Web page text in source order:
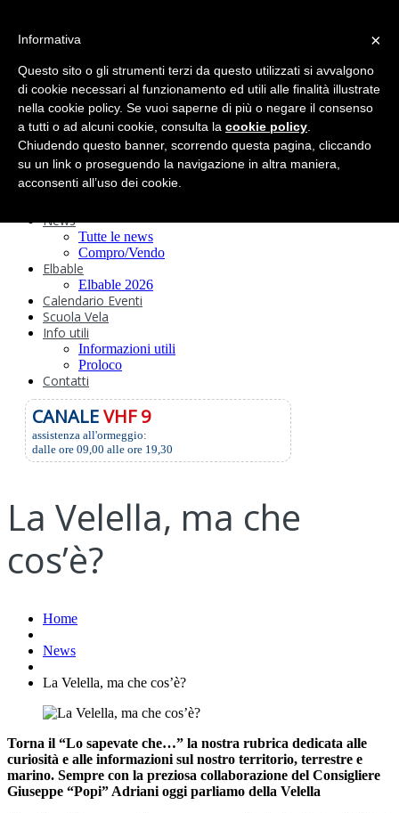
Circolo
Statuto e
Regolamenti
Storia
Ormeggi
Sede e Servizi
Attività
Safeguarding
News
Tutte le news
Compro/Vendo
Elbable
Elbable 2026
Calendario Eventi
Scuola Vela
Info utili
Informazioni utili
Proloco
Contatti
CANALEVHF 9
assistenza all'ormeggio:
dalle ore 09,00 alle ore 19,30
La Velella, ma che
cos’è?
Home
News
La Velella, ma che cos’è?
Torna il “Lo sapevate che…” la nostra rubrica dedicata alle
curiosità e alle informazioni sul nostro territorio, terrestre e
marino. Sempre con la preziosa collaborazione del Consigliere
Giuseppe “Popi” Adriani oggi parliamo della Velella
×
Informativa
Questo sito o gli strumenti terzi da questo utilizzati si avvalgono
di cookie necessari al funzionamento ed utili alle finalità illustrate
nella cookie policy. Se vuoi saperne di più o negare il consenso
a tutti o ad alcuni cookie, consulta la cookie policy
Chiudendo questo banner, scorrendo questa pagina, cliccando
su un link o proseguendo la navigazione in altra maniera,
acconsenti all’uso dei cookie.